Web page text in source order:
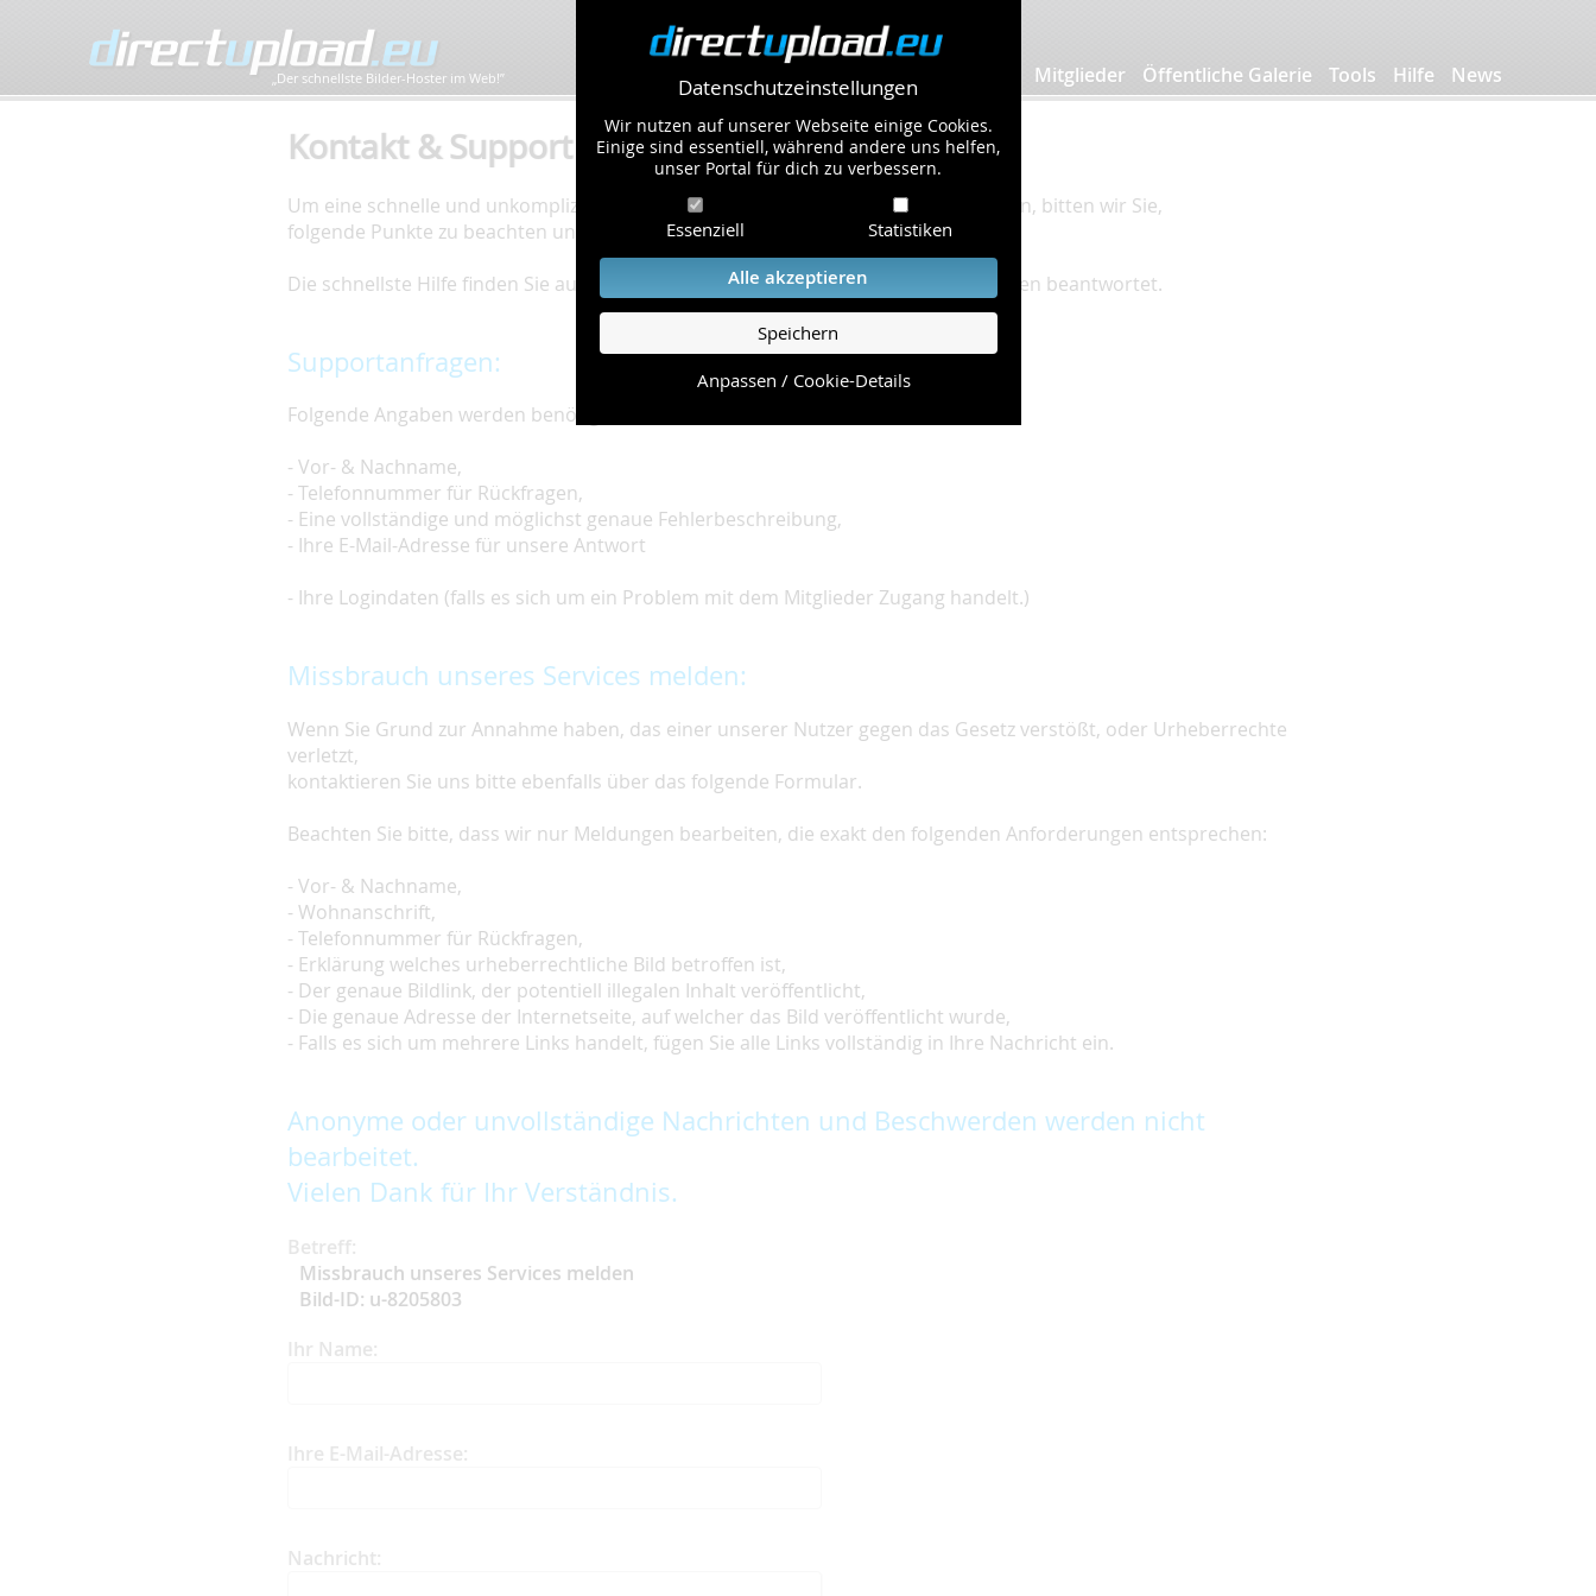
Datenschutzeinstellungen
Wir nutzen auf unserer Webseite einige Cookies.
Einige sind essentiell, während andere uns helfen,
unser Portal für dich zu verbessern.
Essenziell Statistiken
Alle akzeptieren
Speichern
Anpassen / Cookie-Details
„Der schnellste Bilder-Hoster im Web!” Mitglieder Öffentliche Galerie Tools Hilfe News
Kontakt & Support
Um eine schnelle und unkomplizierte Bearbeitung Ihres Problems zu gewährleisten, bitten wir Sie,
folgende Punkte zu beachten und einzuhalten.
Die schnellste Hilfe finden Sie auf unserer
Hilfe Seite, die die häufig gestellten Fragen beantwortet.
Supportanfragen:
Folgende Angaben werden benötigt:
- Vor- & Nachname,
- Telefonnummer für Rückfragen,
- Eine vollständige und möglichst genaue Fehlerbeschreibung,
- Ihre E-Mail-Adresse für unsere Antwort
- Ihre Logindaten (falls es sich um ein Problem mit dem Mitglieder Zugang handelt.)
Missbrauch unseres Services melden:
Wenn Sie Grund zur Annahme haben, das einer unserer Nutzer gegen das Gesetz verstößt, oder Urheberrechte
verletzt,
kontaktieren Sie uns bitte ebenfalls über das folgende Formular.
Beachten Sie bitte, dass wir nur Meldungen bearbeiten, die exakt den folgenden Anforderungen entsprechen:
- Vor- & Nachname,
- Wohnanschrift,
- Telefonnummer für Rückfragen,
- Erklärung welches urheberrechtliche Bild betroffen ist,
- Der genaue Bildlink, der potentiell illegalen Inhalt veröffentlicht,
- Die genaue Adresse der Internetseite, auf welcher das Bild veröffentlicht wurde,
- Falls es sich um mehrere Links handelt, fügen Sie alle Links vollständig in Ihre Nachricht ein.
Anonyme oder unvollständige Nachrichten und Beschwerden werden nicht
bearbeitet.
Vielen Dank für Ihr Verständnis.
Betreff:
Missbrauch unseres Services melden
Bild-ID: u-8205803
Ihr Name:
Ihre E-Mail-Adresse:
Nachricht: